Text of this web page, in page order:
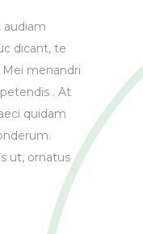
audiam
dicant, te
menandri
. At
quidam
ut, ornatus